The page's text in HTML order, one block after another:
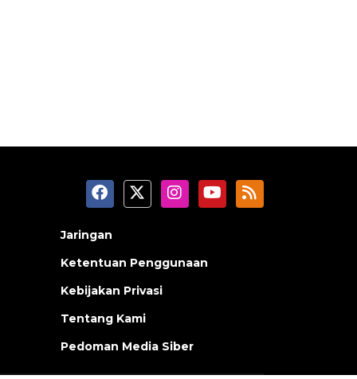
Jaringan
Ketentuan Penggunaan
Kebijakan Privasi
Tentang Kami
Pedoman Media Siber